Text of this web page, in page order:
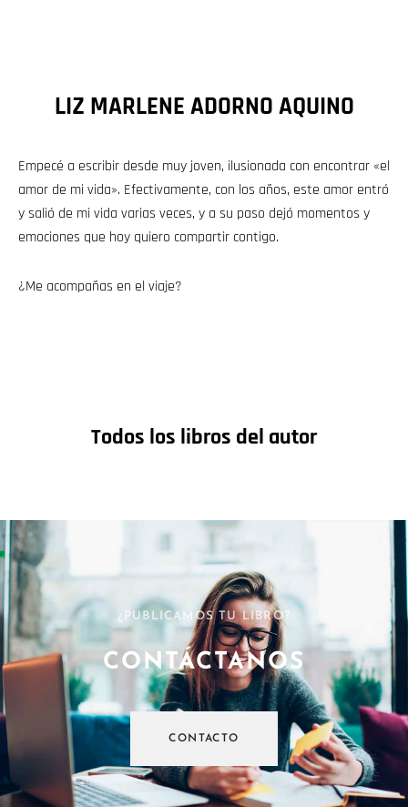
LIZ MARLENE ADORNO AQUINO
Empecé a escribir desde muy joven, ilusionada con encontrar «el
amor de mi vida». Efectivamente, con los años, este amor entró
y salió de mi vida varias veces, y a su paso dejó momentos y
emociones que hoy quiero compartir contigo.
¿Me acompañas en el viaje?
Todos los libros del autor
¿PUBLICAMOS TU LIBRO?
CONTÁCTANOS
CONTACTO